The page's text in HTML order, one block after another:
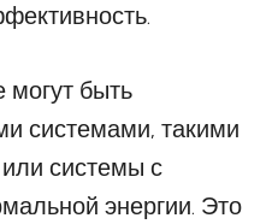
могут быть
системами, такими
системы с
энергии. Это